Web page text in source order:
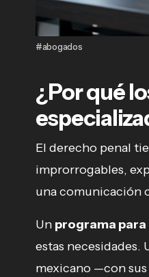
#abogados
¿Por qué
El derecho penal
improrrogables,
una comunicación
Un programa para
estas necesidades.
mexicano —con